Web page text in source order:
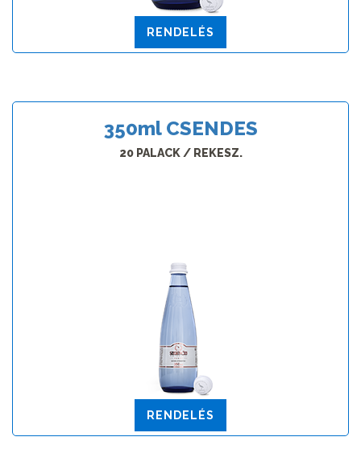
RENDELÉS
350mlCSENDES
20 PALACK / REKESZ.
RENDELÉS